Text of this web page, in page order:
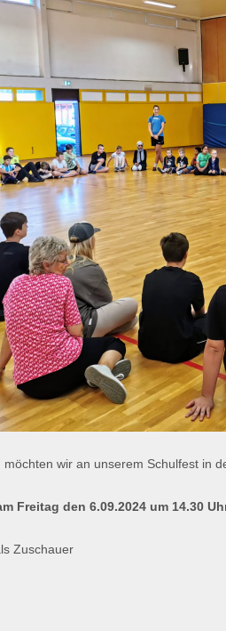
wir an unserem Schulfest in
Freitag den 6.09.2024 um 14.30
Zuschauer